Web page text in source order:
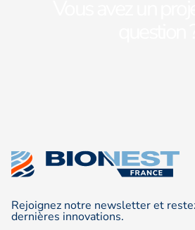
Rejoignez notre newsletter et
dernières innovations.